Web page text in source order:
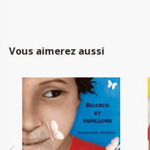
Vous aimerez aussi
Silence et Papillons